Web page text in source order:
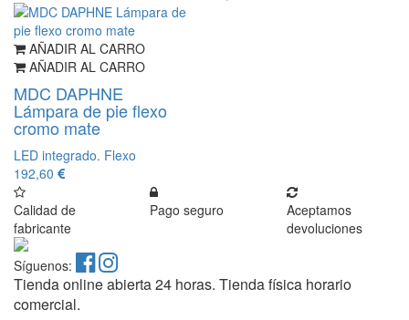
AÑADIR AL CARRO
AÑADIR AL CARRO
MDC DAPHNE
Lámpara de pie flexo
cromo mate
LED integrado. Flexo
192,60
Calidad de
fabricante
Pago seguro
Aceptamos
devoluciones
Síguenos:
Tienda online abierta 24 horas. Tienda física horario
comercial.